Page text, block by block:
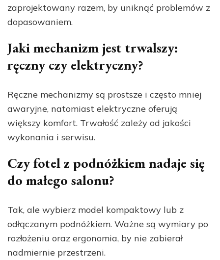
zaprojektowany razem, by uniknąć problemów z
dopasowaniem.
Jaki mechanizm jest trwalszy:
ręczny czy elektryczny?
Ręczne mechanizmy są prostsze i często mniej
awaryjne, natomiast elektryczne oferują
większy komfort. Trwałość zależy od jakości
wykonania i serwisu.
Czy fotel z podnóżkiem nadaje się
do małego salonu?
Tak, ale wybierz model kompaktowy lub z
odłączanym podnóżkiem. Ważne są wymiary po
rozłożeniu oraz ergonomia, by nie zabierał
nadmiernie przestrzeni.